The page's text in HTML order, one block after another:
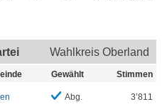
Wahlkreis Oberland
Gewählt Stimmen
Abg. 3’811